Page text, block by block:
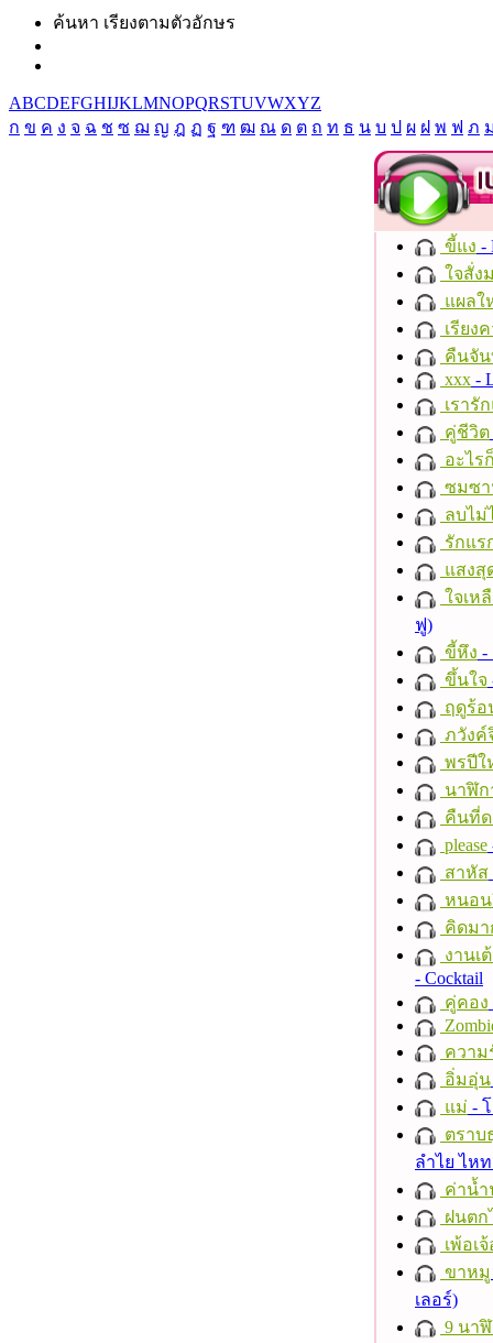
ค้นหา เรียงตามตัวอักษร
ABCDEFGHIJKLMNOPQRSTUVWXYZ
ก ข ค ง จ ฉ ช ซ ฌ ญ ฎ ฏ ฐ ฑ ฒ ณ ด ต ถ ท ธ น บ ป ผ ฝ พ ฟ ภ
ขี้แง -
ใจสั่ง
แผลใ
เรียง
คืนจั
xxx -
เรารั
คู่ชีวิต
อะไร
ซมซ
ลบไม่
รักแร
แสงสุ
ใจเห
ฟู)
ขี้หึง -
ขึ้นใจ
ฤดูร้อ
ภวังค์
พรปีใ
นาฬิก
คืนที่ด
please
สาหัส
หนอน
คิดมา
งานเ
- Cocktail
คู่คอง
ความ
อิ่มอุ่น
แม่ -
ตราบ
ลำไย ไห
ค่าน้
ฝนตก
เพ้อเ
ขาหมู
เลอร์)
9 นา